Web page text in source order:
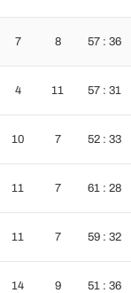
7 8 57 : 36
4 11 57 : 31
10 7 52 : 33
11 7 61 : 28
11 7 59 : 32
14 9 51 : 36